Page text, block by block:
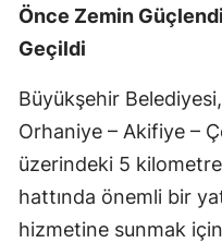
Önce Zemin
Geçildi
Büyükşehir
Orhaniye – Akifiye –
üzerindeki 5
hattında önemli bir
hizmetine sunmak için